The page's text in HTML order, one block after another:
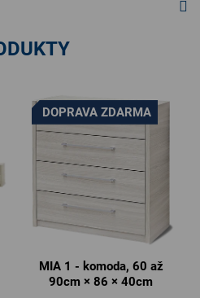
DOPRAVA ZDARMA
MIA 1 - komoda, 60 až
90cm × 86 × 40cm